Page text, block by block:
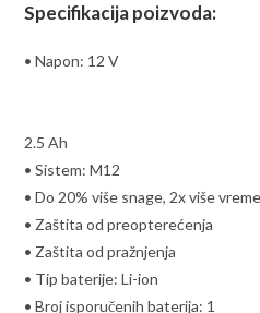
Specifikacija poizvoda:
•
•
2.5 Ah
• Sistem: M12
• Do 20% više snage, 2x više
• Zaštita od preopterećenja
• Zaštita od pražnjenja
• Tip baterije: Li-ion
• Broj isporučenih baterija: 1